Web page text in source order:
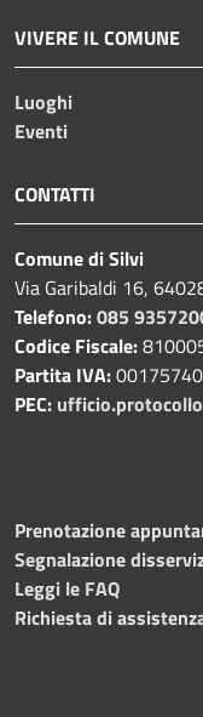
VIVERE IL COMUNE
Luoghi
Eventi
CONTATTI
Comune di Silvi
Via Garibaldi 16,
Telefono:085
Codice Fiscale:
Partita IVA:
PEC:
Prenotazione
Segnalazione
Leggi le FAQ
Richiesta di